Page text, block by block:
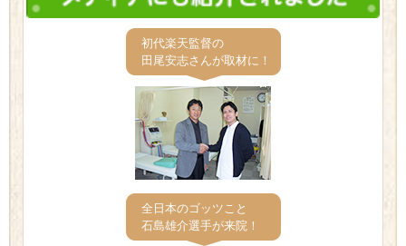
初代楽天監督の
田尾安志さんが取材に！
全日本のゴッツこと
石島雄介選手が来院！